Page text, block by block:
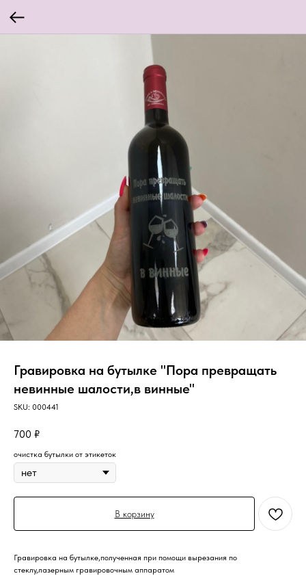
Гравировка на бутылке "Пора превращать
невинные шалости,в винные"
SKU: 000441
700 ₽
очистка бутылки от этикеток
В корзину
Гравировка на бутылке,полученная при помощи вырезания по
стеклу,лазерным гравировочным аппаратом